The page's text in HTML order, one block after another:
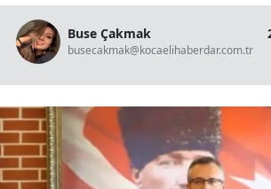
Buse Çakmak
busecakmak@kocaelihaberdar.com.tr